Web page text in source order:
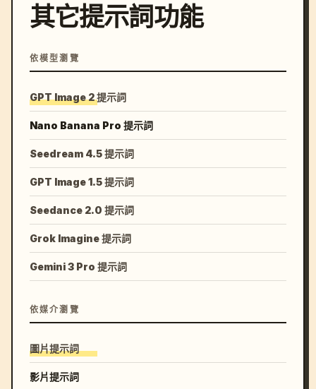
其它提示詞功能
依模型瀏覽
GPT Image 2 提示詞
Nano Banana Pro 提示詞
Seedream 4.5 提示詞
GPT Image 1.5 提示詞
Seedance 2.0 提示詞
Grok Imagine 提示詞
Gemini 3 Pro 提示詞
依媒介瀏覽
圖片提示詞
影片提示詞